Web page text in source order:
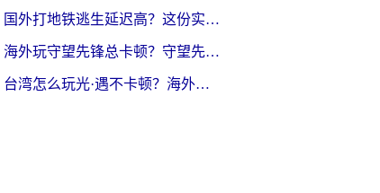
国外打地铁逃生延迟高？这份实测有效的低延迟指南帮你吃鸡
海外玩守望先锋总卡顿？守望先锋游戏加速器在哪里买&避坑指南（附欧洲非洲游戏实测）
台湾怎么玩光·遇不卡顿？海外党国服游戏加速终极攻略（附实测体验）